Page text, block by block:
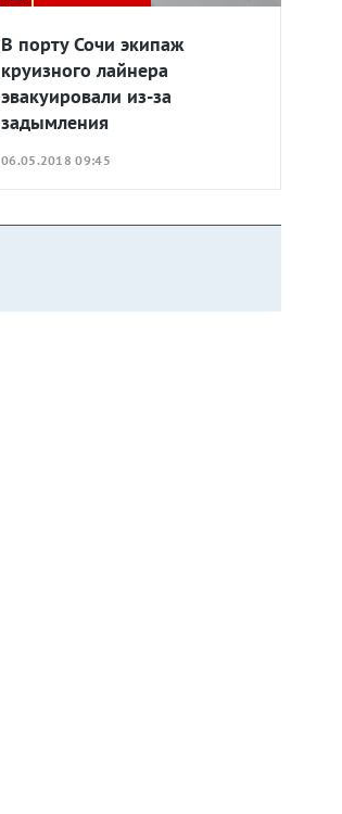
В порту Сочи экипаж
круизного лайнера
эвакуировали из-за
задымления
06.05.2018 09:45